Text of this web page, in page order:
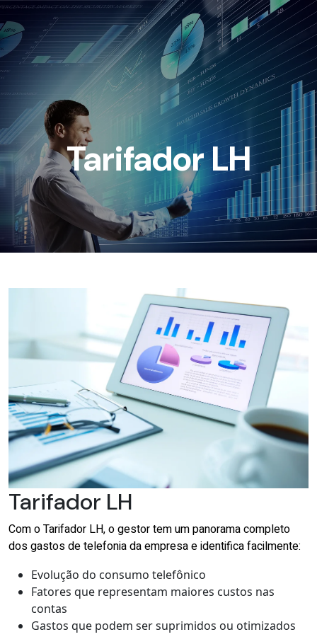
Tarifador LH
Tarifador LH
Com o Tarifador LH, o gestor tem um panorama completo
dos gastos de telefonia da empresa e identifica facilmente:
Evolução do consumo telefônico
Fatores que representam maiores custos nas
contas
Gastos que podem ser suprimidos ou otimizados